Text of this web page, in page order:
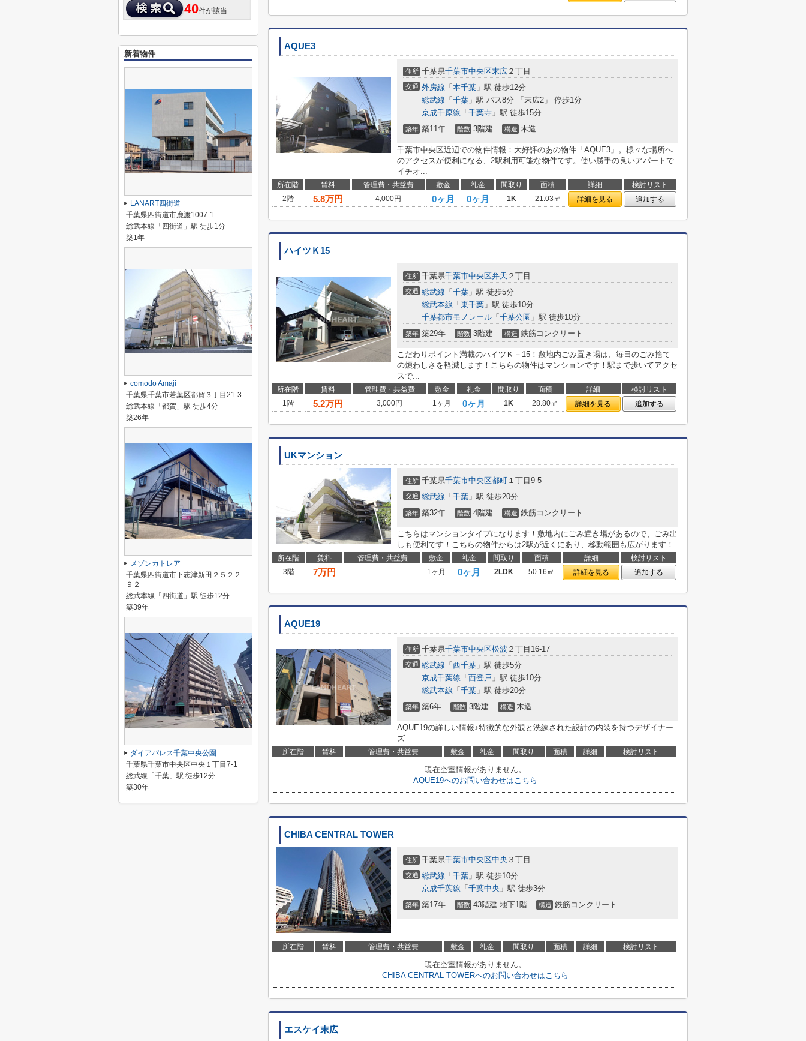
AQUE3
住所 千葉県千葉市中央区末広 ２丁目
交通 外房線 「 本千葉 」駅 徒歩12分
総武線 「 千葉 」駅 バス8分 「末広2」 停歩1分
京成千原線 「 千葉寺 」駅 徒歩15分
築年 築11年 階数 3階建 構造 木造
千葉市中央区近辺での物件情報：大好評のあの物件「AQUE3」。様々な場所へ
のアクセスが便利になる、2駅利用可能な物件です。使い勝手の良いアパートで
イチオ...
所在階 賃料 管理費・共益費 敷金 礼金 間取り 面積 詳細
検討リスト
2階
5.8万円 4,000円 0ヶ月 0ヶ月 1K 21.03㎡ 詳細を見る 追加する
ハイツＫ15
住所 千葉県千葉市中央区弁天 ２丁目
交通 総武線 「 千葉 」駅 徒歩5分
総武本線 「 東千葉 」駅 徒歩10分
千葉都市モノレール 「 千葉公園 」駅 徒歩10分
築年 築29年 階数 3階建 構造 鉄筋コンクリート
こだわりポイント満載のハイツＫ－15！敷地内ごみ置き場は、毎日のごみ捨て
の煩わしさを軽減します！こちらの物件はマンションです！駅まで歩いてアクセ
スで...
所在階 賃料 管理費・共益費 敷金 礼金 間取り 面積 詳細
検討リスト
1階
5.2万円 3,000円 1ヶ月 0ヶ月 1K 28.80㎡ 詳細を見る 追加する
UKマンション
住所 千葉県千葉市中央区都町 １丁目9-5
交通 総武線 「 千葉 」駅 徒歩20分
築年 築32年 階数 4階建 構造 鉄筋コンクリート
こちらはマンションタイプになります！敷地内にごみ置き場があるので、ごみ出
しも便利です！こちらの物件からは2駅が近くにあり、移動範囲も広がります！
所在階 賃料 管理費・共益費 敷金 礼金 間取り 面積 詳細
検討リスト
3階
7万円 - 1ヶ月 0ヶ月 2LDK 50.16㎡ 詳細を見る 追加する
AQUE19
住所 千葉県千葉市中央区松波 ２丁目16-17
交通 総武線 「 西千葉 」駅 徒歩5分
京成千葉線 「 西登戸 」駅 徒歩10分
総武本線 「 千葉 」駅 徒歩20分
築年 築6年 階数 3階建 構造 木造
AQUE19の詳しい情報♪特徴的な外観と洗練された設計の内装を持つデザイナー
ズ
所在階 賃料 管理費・共益費 敷金 礼金 間取り 面積 詳細 検討リスト
現在空室情報がありません。
AQUE19へのお問い合わせはこちら
CHIBA CENTRAL TOWER
住所 千葉県千葉市中央区中央 ３丁目
交通 総武線 「 千葉 」駅 徒歩10分
京成千葉線 「 千葉中央 」駅 徒歩3分
築年 築17年 階数 43階建 地下1階 構造 鉄筋コンクリート
所在階 賃料 管理費・共益費 敷金 礼金 間取り 面積 詳細 検討リスト
現在空室情報がありません。
CHIBA CENTRAL TOWERへのお問い合わせはこちら
エスケイ末広
40件が該当
新着物件
LANART四街道
千葉県四街道市鹿渡1007-1
総武本線「四街道」駅 徒歩1分
築1年
comodo Amaji
千葉県千葉市若葉区都賀３丁目21-3
総武本線「都賀」駅 徒歩4分
築26年
メゾンカトレア
千葉県四街道市下志津新田２５２２－
９２
総武本線「四街道」駅 徒歩12分
築39年
ダイアパレス千葉中央公園
千葉県千葉市中央区中央１丁目7-1
総武線「千葉」駅 徒歩12分
築30年